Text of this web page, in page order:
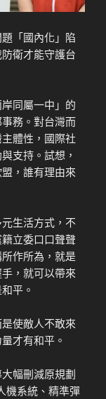
「國內化」陷
衛才能守護台
同屬一中」的
務。對台灣而
體性，國際社
支持。試想，
，誰有理由來
生活方式，不
立委口口聲聲
作所為，就是
，就可以帶來
平。
使敵人不敢來
才有和平。
幅刪減原規劃
機系統、精準彈